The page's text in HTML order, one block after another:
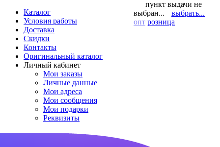
Каталог
Условия работы
Доставка
Скидки
Контакты
Оригинальный каталог
Личный кабинет
Мои заказы
Личные данные
Мои адреса
Мои сообщения
Мои подарки
Реквизиты
пункт выдачи не
выбран...
выбрать...
опт розница